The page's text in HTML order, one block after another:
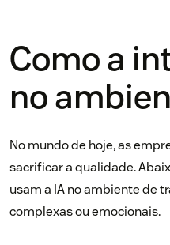
Como a
no
No mundo de hoje, as
sacrificar a qualidade.
usam a IA no ambiente de
complexas ou emocionais.